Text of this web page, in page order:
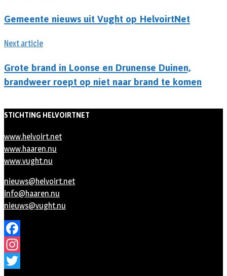
Gemeente nieuws uit Vught op HelvoirtNet
Next article
Grote brand in Loonse en Drunense Duinen,
brandweer roept op niet naar brand te komen
STICHTING HELVOIRTNET
www.helvoirt.net
www.haaren.nu
www.vught.nu
nieuws@helvoirt.net
info@haaren.nu
nieuws@vught.nu
Facebook
Instagram